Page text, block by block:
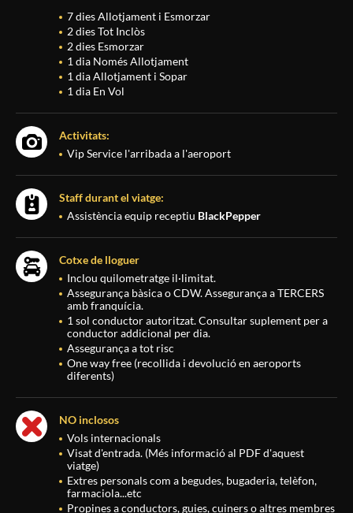
7 dies Allotjament i Esmorzar
2 dies Tot Inclòs
2 dies Esmorzar
1 dia Només Allotjament
1 dia Allotjament i Sopar
1 dia En Vol
Activitats:
Vip Service l'arribada a l'aeroport
Staff durant el viatge:
Assistència equip receptiu BlackPepper
Cotxe de lloguer
Inclou quilometratge il·limitat.
Assegurança bàsica o CDW. Assegurança a TERCERS
amb franquícia.
1 sol conductor autoritzat. Consultar suplement per a
conductor addicional per dia.
Assegurança a tot risc
One way free (recollida i devolució en aeroports
diferents)
NO inclosos
Vols internacionals
Visat d'entrada. (Més informació al PDF d'aquest
viatge)
Extres personals com a begudes, bugaderia, telèfon,
farmaciola...etc
Propines a conductors, guies, cuiners o altres membres